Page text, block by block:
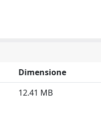
Dimensione
12.41 MB